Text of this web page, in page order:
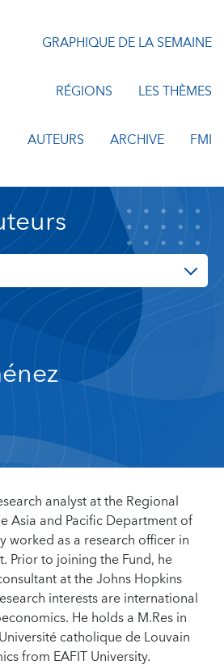
GRAPHIQUE DE LA SEMAINE
RÉGIONS LES THÈMES
AUTEURS ARCHIVE FMI
analyst at the Regional
Asia and Pacific Department of
worked as a research officer in
Prior to joining the Fund, he
at the Johns Hopkins
interests are international
He holds a M.Res in
catholique de Louvain
from EAFIT University.